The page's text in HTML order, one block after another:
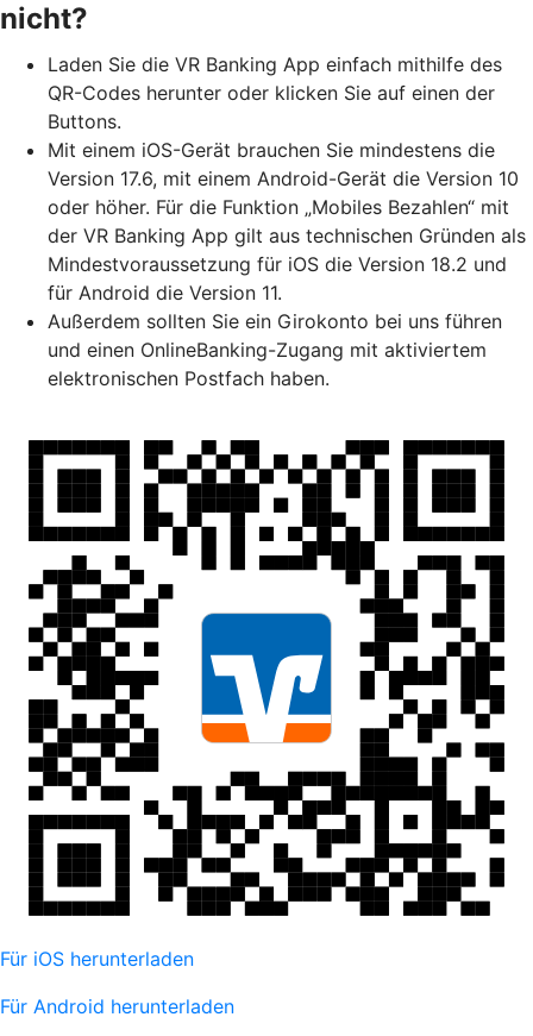
nicht?
Laden Sie die VR Banking App einfach mithilfe des
QR-Codes herunter oder klicken Sie auf einen der
Buttons.
Mit einem iOS-Gerät brauchen Sie mindestens die
Version 17.6, mit einem Android-Gerät die Version 10
oder höher. Für die Funktion „Mobiles Bezahlen“ mit
der VR Banking App gilt aus technischen Gründen als
Mindestvoraussetzung für iOS die Version 18.2 und
für Android die Version 11.
Außerdem sollten Sie ein Girokonto bei uns führen
und einen OnlineBanking-Zugang mit aktiviertem
elektronischen Postfach haben.
Für iOS herunterladen
Für Android herunterladen